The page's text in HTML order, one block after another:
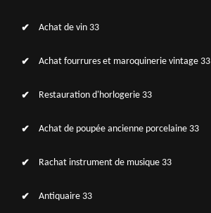
Achat de vin 33
Achat fourrures et maroquinerie vintage 33
Restauration d'horlogerie 33
Achat de poupée ancienne porcelaine 33
Rachat instrument de musique 33
Antiquaire 33